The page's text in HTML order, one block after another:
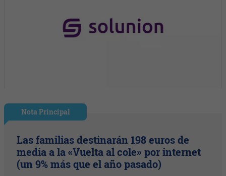
Nota Principal
Las familias destinarán 198 euros de
media a la «Vuelta al cole» por internet
(un 9% más que el año pasado)